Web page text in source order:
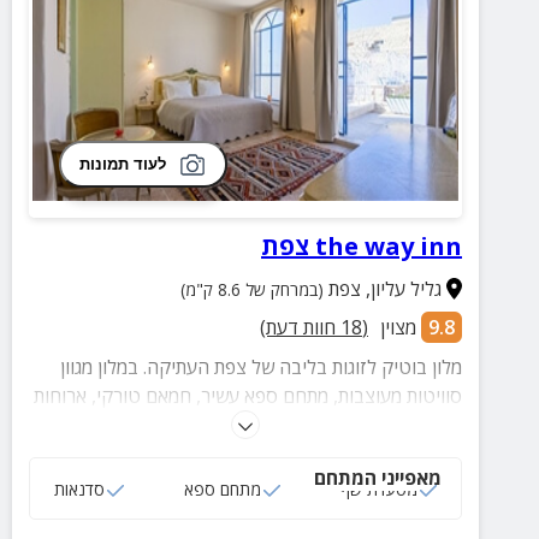
לעוד תמונות
the way inn צפת
גליל עליון, צפת (במרחק של 8.6 ק"מ)
9.8 מצוין (
18 חוות דעת)
מלון בוטיק לזוגות בליבה של צפת העתיקה. במלון מגוון
סוויטות מעוצבות, מתחם ספא עשיר, חמאם טורקי, ארוחות
שף עשירות וכמובן... נוף קסום מכל עבר.
מאפייני המתחם
מסעדת שף מתחם ספא סדנאות